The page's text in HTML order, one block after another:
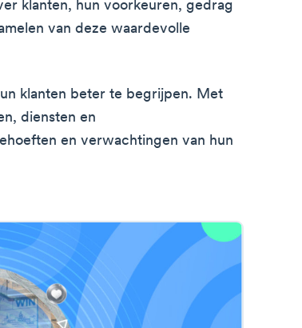
klanten, hun voorkeuren, gedrag
van deze waardevolle
klanten beter te begrijpen. Met
diensten en
en verwachtingen van hun